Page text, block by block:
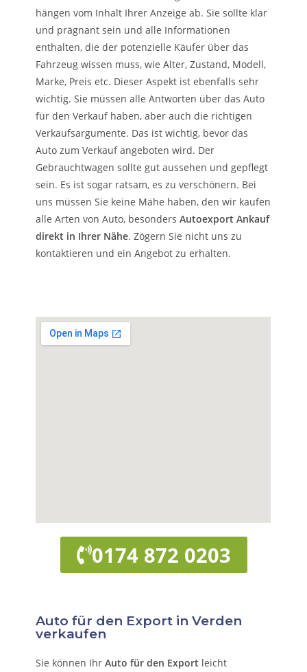
hängen vom Inhalt Ihrer Anzeige ab. Sie sollte klar
und prägnant sein und alle Informationen
enthalten, die der potenzielle Käufer über das
Fahrzeug wissen muss, wie Alter, Zustand, Modell,
Marke, Preis etc. Dieser Aspekt ist ebenfalls sehr
wichtig. Sie müssen alle Antworten über das Auto
für den Verkauf haben, aber auch die richtigen
Verkaufsargumente. Das ist wichtig, bevor das
Auto zum Verkauf angeboten wird. Der
Gebrauchtwagen sollte gut aussehen und gepflegt
sein. Es ist sogar ratsam, es zu verschönern. Bei
uns müssen Sie keine Mähe haben, den wir kaufen
alle Arten von Auto, besondersAutoexport Ankauf
direkt in Ihrer Nähe. Zögern Sie nicht uns zu
kontaktieren und ein Angebot zu erhalten.
0174 872 0203
Auto für den Export in Verden
verkaufen
Sie können IhrAuto für den Export leicht